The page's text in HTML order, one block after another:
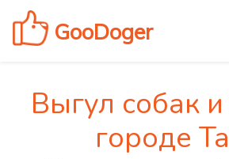
GooDoger
Выгул собак
городе